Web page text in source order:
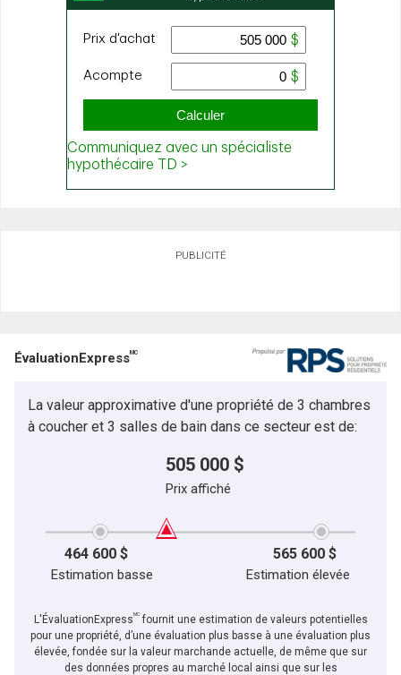
PUBLICITÉ
ÉvaluationExpressMC
La valeur approximative d'une propriété de 3 chambres
à coucher et 3 salles de bain dans ce secteur est de:
505 000 $
Prix affiché
464 600 $ 565 600 $
Estimation basse Estimation élevée
L'ÉvaluationExpressMCfournit une estimation de valeurs potentielles
pour une propriété, d’une évaluation plus basse à une évaluation plus
élevée, fondée sur la valeur marchande actuelle, de même que sur
des données propres au marché local ainsi que sur les